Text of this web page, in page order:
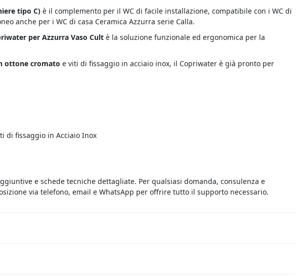
tipo C) è il complemento per il WC di facile installazione, compatibile con i WC di
anche per i WC di casa Ceramica Azzurra serie Calla.
per Azzurra Vaso Cult è la soluzione funzionale ed ergonomica per la
ottone cromato e viti di fissaggio in acciaio inox, il Copriwater è già pronto per
di fissaggio in Acciaio Inox
e schede tecniche dettagliate. Per qualsiasi domanda, consulenza e
via telefono, email e WhatsApp per offrire tutto il supporto necessario.